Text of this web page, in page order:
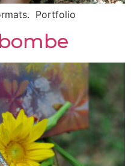
Portfolio